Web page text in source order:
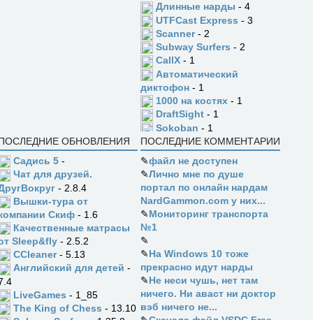
Длинные нарды - 4
UTFCast Express - 3
Scanner- 2
Subway Surfers - 2
CallX - 1
Автоматический
диктофон - 1
1000 на костях - 1
DraftSight - 1
Sokoban - 1
ОБНОВЛЕНИЯ
Садись 5 -
Чат для друзей.
- 2.8.4
Вышки-тура от
Скиф - 1.6
Качественные матрасы
Sleep&fly - 2.5.2
CCleaner- 5.13
Английский для детей -
LiveGames - 1_85
The King of Chess - 13.10
ПОСЛЕДНИЕ КОММЕНТАРИИ
✎файл не доступен
✎Лично мне по душе
портал по онлайн нардам
NardGammon.com у них...
✎Мониторинг транспорта
№1
✎
✎На Windows 10 тоже
прекрасно идут нарды
✎Не неси чушь, нет там
ничего. Ни аваст ни доктор
вэб ничего не...